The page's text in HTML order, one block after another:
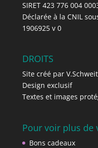
SIRET 423 776 004
Déclarée à la CNIL
1906925 v 0
DROITS
Site créé par
Design exclusif
Textes et images
Pour voir plus de
Bons cadeaux